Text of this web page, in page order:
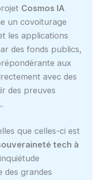
Cosmos IA
un covoiturage
les applications
des fonds publics,
aux
avec des
des preuves
que celles-ci est
tech à
des grandes